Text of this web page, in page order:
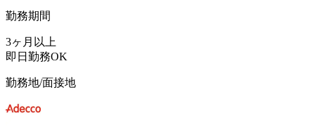
勤務期間
3ヶ月以上
即日勤務OK
勤務地/面接地